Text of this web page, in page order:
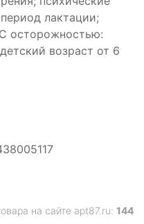
лактации;
осторожностью:
возраст от 6
на сайте apt87.ru: 144